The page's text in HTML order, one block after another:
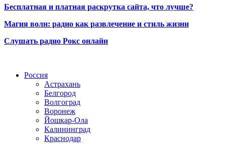
Бесплатная и платная раскрутка сайта, что лучше?
Магия волн: радио как развлечение и стиль жизни
Слушать радио Рокс онлайн
Россия
Астрахань
Белгород
Волгоград
Воронеж
Йошкар-Ола
Калининград
Краснодар